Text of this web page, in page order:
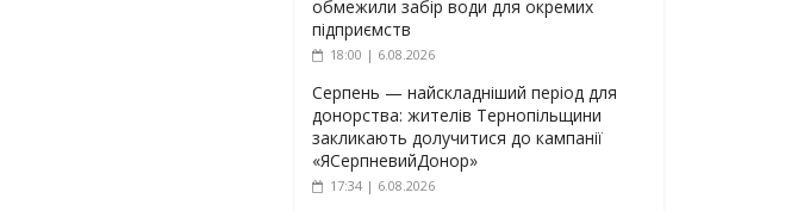
обмежили забір води для окремих
підприємств
18:00 | 6.08.2026
Серпень — найскладніший період для
донорства: жителів Тернопільщини
закликають долучитися до кампанії
«ЯСерпневийДонор»
17:34 | 6.08.2026